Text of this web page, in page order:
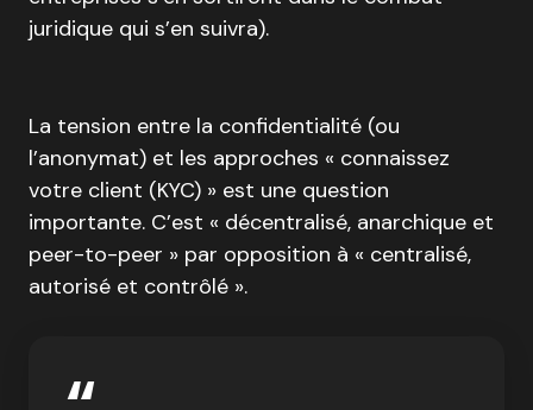
juridique qui s’en suivra).
La tension entre la confidentialité (ou
l’anonymat) et les approches « connaissez
votre client (KYC) » est une question
importante. C’est « décentralisé, anarchique et
peer-to-peer » par opposition à « centralisé,
autorisé et contrôlé ».